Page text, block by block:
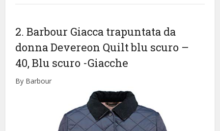
2. Barbour Giacca trapuntata da
donna Devereon Quilt blu scuro –
40, Blu scuro -Giacche
By Barbour